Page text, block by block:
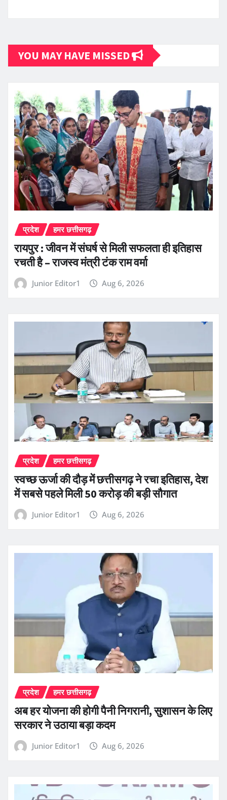
YOU MAY HAVE MISSED
प्रदेश हमर छत्तीसगढ़
रायपुर : जीवन में संघर्ष से मिली सफलता ही इतिहास
रचती है – राजस्व मंत्री टंक राम वर्मा
Junior Editor1 Aug 6, 2026
प्रदेश हमर छत्तीसगढ़
स्वच्छ ऊर्जा की दौड़ में छत्तीसगढ़ ने रचा इतिहास, देश
में सबसे पहले मिली 50 करोड़ की बड़ी सौगात
Junior Editor1 Aug 6, 2026
प्रदेश हमर छत्तीसगढ़
अब हर योजना की होगी पैनी निगरानी, सुशासन के लिए
सरकार ने उठाया बड़ा कदम
Junior Editor1 Aug 6, 2026